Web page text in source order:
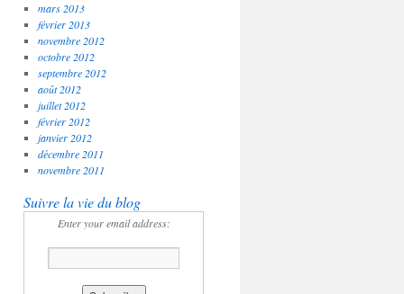
mars 2013
février 2013
novembre 2012
octobre 2012
septembre 2012
août 2012
juillet 2012
février 2012
janvier 2012
décembre 2011
novembre 2011
Suivre la vie du blog
Enter your email address: